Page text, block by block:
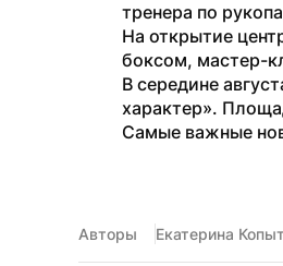
тренера по
На открытие
боксом, мастер-
В середине
характер».
Самые важные
Авторы Екатерина